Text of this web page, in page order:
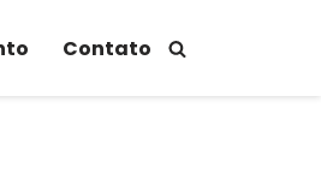
Contato